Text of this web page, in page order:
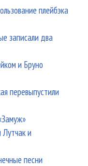
плейбэка
записали два
и Бруно
перевыпустили
Лутчак и
песни